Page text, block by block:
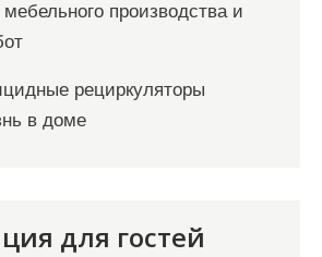
производства и
рециркуляторы
в доме
для гостей